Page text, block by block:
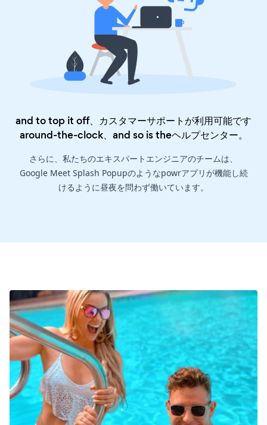
and to top it off、カスタマーサポートが利用可能です
around-the-clock、and so is theヘルプセンター。
さらに、私たちのエキスパートエンジニアのチームは、
Google Meet Splash Popupのようなpowrアプリが機能し続
けるように昼夜を問わず働いています。